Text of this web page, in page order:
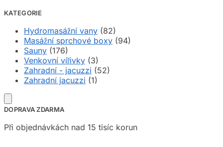
KATEGORIE
Hydromasážní vany (82)
Masážní sprchové boxy (94)
Sauny (176)
Venkovní vířivky (3)
Zahradní - jacuzzi (52)
Zahradní jacuzzi (1)
DOPRAVA ZDARMA
Při objednávkách nad 15 tisíc korun